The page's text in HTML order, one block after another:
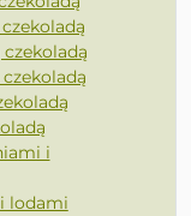
i
i lodami